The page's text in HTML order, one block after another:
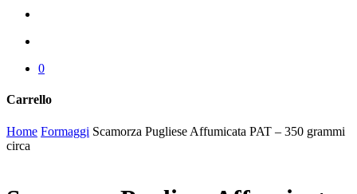
0
Carrello
Chiudi
carrello
Home Formaggi Scamorza Pugliese Affumicata PAT – 350 grammi
circa